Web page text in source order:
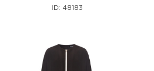
ID: 48183